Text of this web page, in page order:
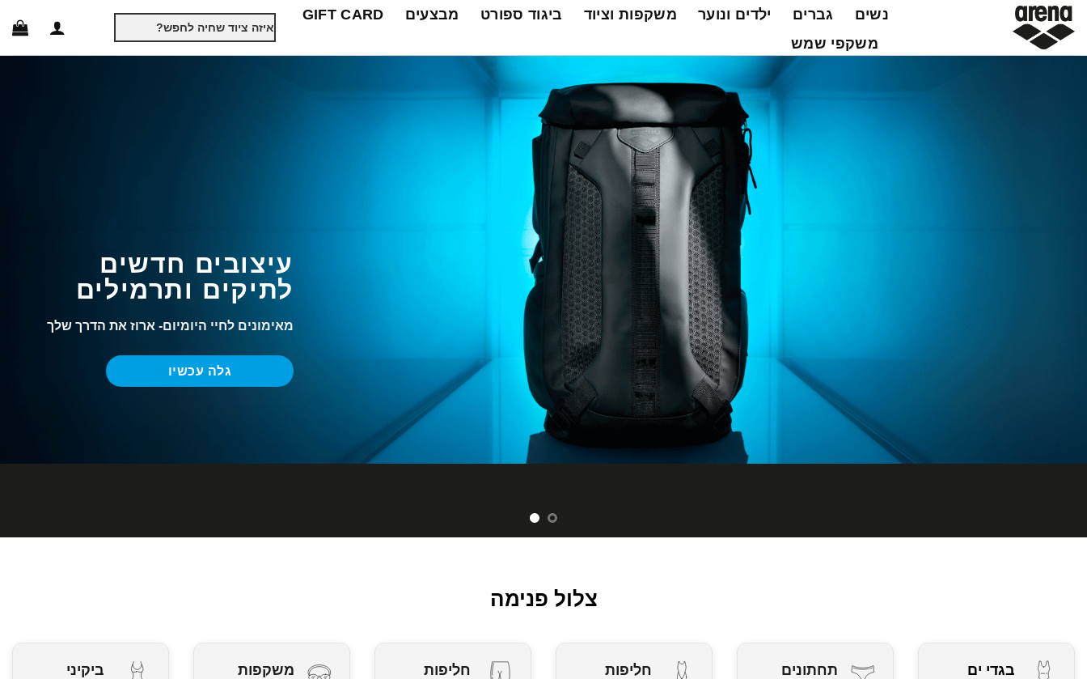
Skip
content
נשים גברים ילדים ונוער משקפות וציוד ביגוד ספורט מבצעים
GIFT CARD
משקפי שמש
עבור:
חליפת תחרות חדשה-
POWERSKIN VELOCE
גישה מוקדמת בלעדית אונליין
עיצובים חדשים
לתיקים ותרמילים
מאימונים לחיי היומיום- ארוז את הדרך שלך
גלה עכשיו
צלול פנימה
בגדי ים
תחתונים
חליפות
חליפות
משקפות
ביקיני